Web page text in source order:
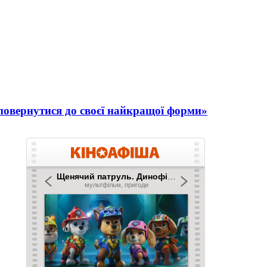
до своєї найкращої форми»